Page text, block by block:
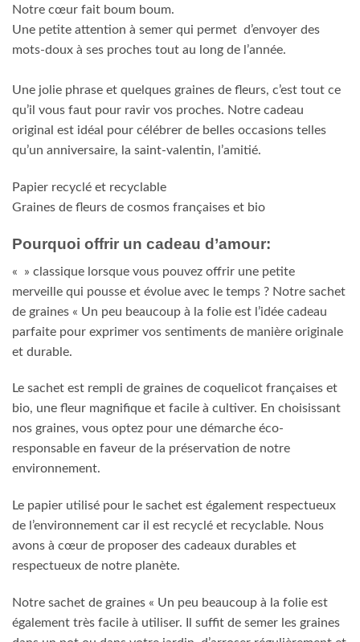
Notre cœur fait boum boum.
Une petite attention à semer qui permet d’envoyer des
mots-doux à ses proches tout au long de l’année.
Une jolie phrase et quelques graines de fleurs, c’est tout ce
qu’il vous faut pour ravir vos proches. Notre cadeau
original est idéal pour célébrer de belles occasions telles
qu’un anniversaire, la saint-valentin, l’amitié.
Papier recyclé et recyclable
Graines de fleurs de cosmos françaises et bio
Pourquoi offrir un cadeau d’amour:
« » classique lorsque vous pouvez offrir une petite
merveille qui pousse et évolue avec le temps ? Notre sachet
de graines « Un peu beaucoup à la folie est l’idée cadeau
parfaite pour exprimer vos sentiments de manière originale
et durable.
Le sachet est rempli de graines de coquelicot françaises et
bio, une fleur magnifique et facile à cultiver. En choisissant
nos graines, vous optez pour une démarche éco-
responsable en faveur de la préservation de notre
environnement.
Le papier utilisé pour le sachet est également respectueux
de l’environnement car il est recyclé et recyclable. Nous
avons à cœur de proposer des cadeaux durables et
respectueux de notre planète.
Notre sachet de graines « Un peu beaucoup à la folie est
également très facile à utiliser. Il suffit de semer les graines